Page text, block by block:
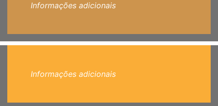
Informações adicionais
Informações adicionais